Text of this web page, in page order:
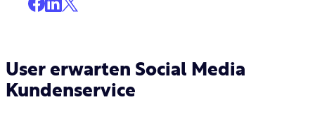
User erwarten Social Media
Kundenservice